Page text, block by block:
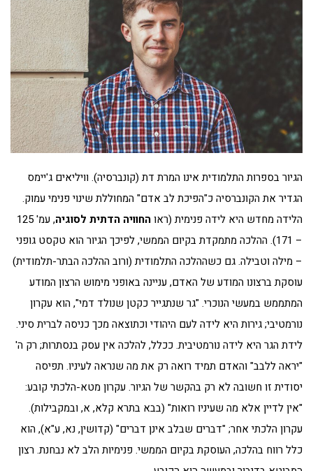
הגיור בספרות התלמודית אינו המרת דת (קונברסיה). וויליאים ג'יימס
הגדיר את הקונברסיה כ"הפיכת לב אדם" המחוללת שינוי פנימי עמוק.
הלידה מחדש היא לידה פנימית (ראוהחוויה הדתית לסוגיה
, עמ' 125
– 171). ההלכה מתמקדת בקיום הממשי, לפיכך הגיור הוא טקסט גופני
– מילה וטבילה. גם כשההלכה התלמודית (ורוב ההלכה הבתר-תלמודית)
עוסקת ברצונו המודע של האדם, עניינה באופני מימוש הרצון המודע
המתממש במעשי הנוכרי. "גר שנתגייר כקטן שנולד דמי", הוא עקרון
נורמטיבי; גירות היא לידה לעם היהודי וכתוצאה מכך כניסה לברית סיני.
לידת הגר היא לידה נורמטיבית. ככלל, להלכה אין עסק בנסתרות; רק ה'
"יראה ללבב" והאדם תמיד רואה רק את מה שנראה לעיניו. תפיסה
יסודית זו חשובה לא רק בהקשר של הגיור. עקרון מטא-הלכתי קובע:
"אין לדיין אלא מה שעיניו רואות" (בבא בתרא קלא, א, ובמקבילות).
עקרון הלכתי אחר; "דברים שבלב אינן דברים" (קדושין, נא, ע"א), הוא
כלל רווח בהלכה, העוסקת בקיום הממשי. פנימיות הלב לא נבחנת. רצון